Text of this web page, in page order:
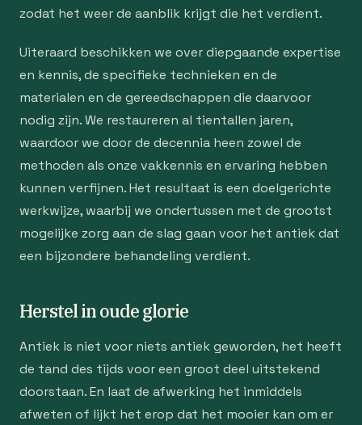
zodat het weer de aanblik krijgt die het verdient.
Uiteraard beschikken we over diepgaande expertise
en kennis, de specifieke technieken en de
materialen en de gereedschappen die daarvoor
nodig zijn. We restaureren al tientallen jaren,
waardoor we door de decennia heen zowel de
methoden als onze vakkennis en ervaring hebben
kunnen verfijnen. Het resultaat is een doelgerichte
werkwijze, waarbij we ondertussen met de grootst
mogelijke zorg aan de slag gaan voor het antiek dat
een bijzondere behandeling verdient.
Herstel in oude glorie
Antiek is niet voor niets antiek geworden, het heeft
de tand des tijds voor een groot deel uitstekend
doorstaan. En laat de afwerking het inmiddels
afweten of lijkt het erop dat het mooier kan om er